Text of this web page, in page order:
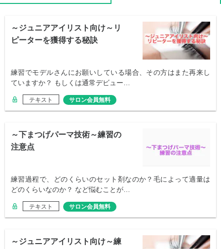
～ジュニアアイリスト向け～リ
ピーターを獲得する秘訣
練習でモデルさんにお願いしている場合、その方はまた再来し
ていますか？ もしくは通常デビュー…
テキスト サロン会員無料
～下まつげパーマ技術～練習の
注意点
練習過程で、どのくらいのセット剤なのか？毛によって適量は
どのくらいなのか？ など悩むことが…
テキスト サロン会員無料
～ジュニアアイリスト向け～練